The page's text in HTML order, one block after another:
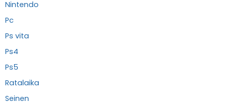
Nintendo
Pc
Ps vita
Ps4
Ps5
Ratalaika
Seinen